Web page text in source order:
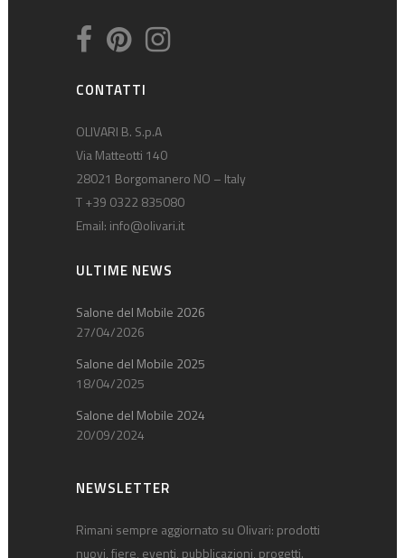
CONTATTI
OLIVARI B. S.p.A
Via Matteotti 140
28021 Borgomanero NO – Italy
T +39 0322 835080
Email: info@olivari.it
ULTIME NEWS
Salone del Mobile 2026
27/04/2026
Salone del Mobile 2025
18/04/2025
Salone del Mobile 2024
20/09/2024
NEWSLETTER
Rimani sempre aggiornato su Olivari: prodotti
nuovi, fiere, eventi, pubblicazioni, progetti.